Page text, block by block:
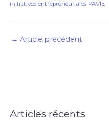
initiatives-entrepreneuriales-PAVIE
← Article précédent
Articles récents
R